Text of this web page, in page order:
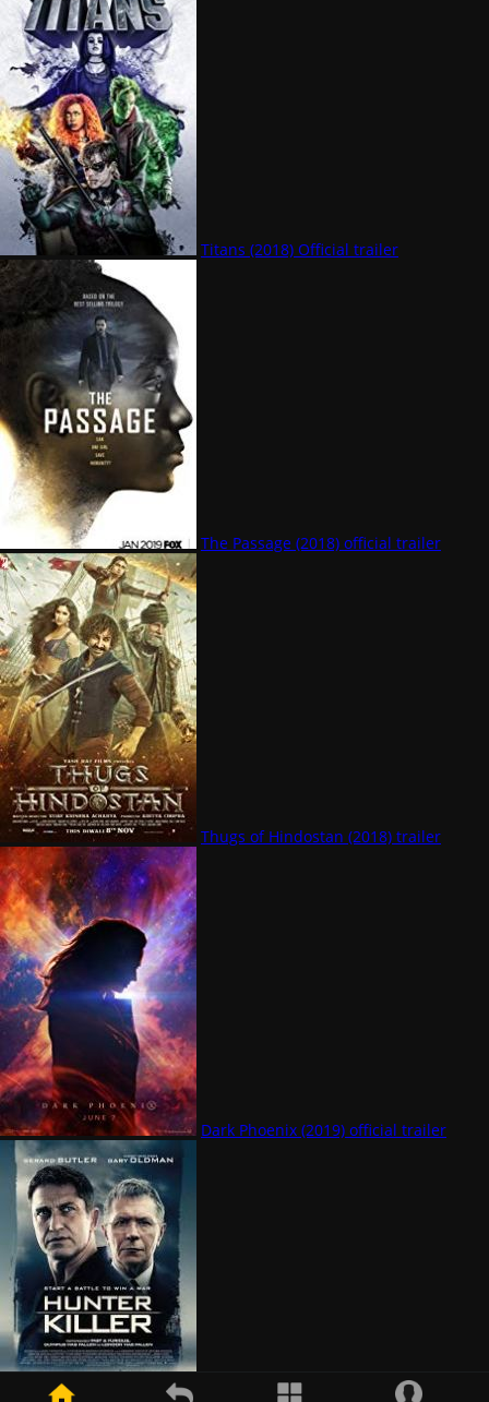
Titans (2018) Official trailer
The Passage (2018) official trailer
Thugs of Hindostan (2018) trailer
Dark Phoenix (2019) official trailer